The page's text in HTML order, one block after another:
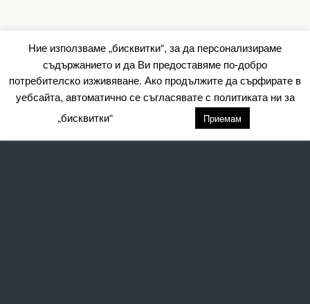
Ние използваме „бисквитки“, за да персонализираме
съдържанието и да Ви предоставяме по-добро
потребителско изживяване. Ако продължите да сърфирате в
уебсайта, автоматично се съгласявате с политиката ни за
„бисквитки“
Приемам